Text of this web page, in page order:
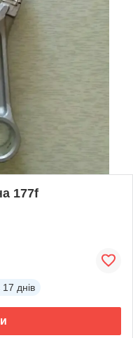
177f
17 днів